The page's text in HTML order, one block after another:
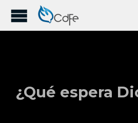
¿Qué espera